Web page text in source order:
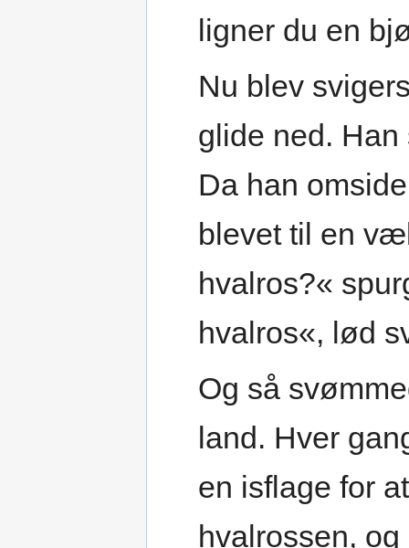
ligner du en
Nu blev
glide ned.
Da han
blevet til en
hvalros?«
hvalros«, lød
Og så
land. Hver
en isflage for
hvalrossen,